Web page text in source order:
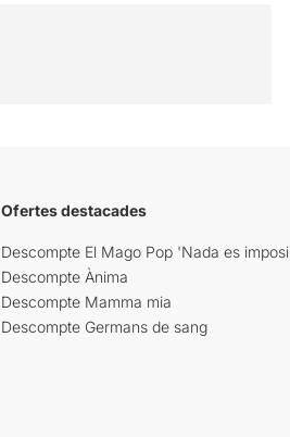
Ofertes destacades
Descompte El Mago Pop 'Nada es
Descompte Ànima
Descompte Mamma mia
Descompte Germans de sang